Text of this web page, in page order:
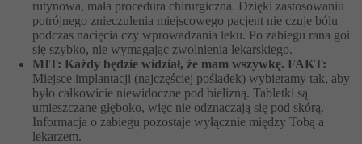
rutynowa, mała procedura chirurgiczna. Dzięki zastosowaniu
potrójnego znieczulenia miejscowego pacjent nie czuje bólu
podczas nacięcia czy wprowadzania leku. Po zabiegu rana goi
się szybko, nie wymagając zwolnienia lekarskiego.
MIT: Każdy będzie widział, że mam wszywkę. FAKT:
Miejsce implantacji (najczęściej pośladek) wybieramy tak, aby
było całkowicie niewidoczne pod bielizną. Tabletki są
umieszczane głęboko, więc nie odznaczają się pod skórą.
Informacja o zabiegu pozostaje wyłącznie między Tobą a
lekarzem.